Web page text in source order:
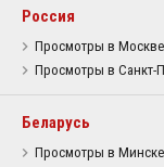
Россия
Просмотры в Москве
Просмотры в Санкт-
Беларусь
Просмотры в Минске